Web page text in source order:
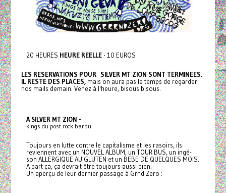
20 HEURES HEURE REELLE- 10 EUROS
LES RESERVATIONS POUR SILVER MT ZION SONT TERMINEES.
IL RESTE DES PLACES, mais on aura pas le temps de regarder
nos mails demain. Venez à l'heure, bisous bisous.
A SILVER MT ZION -
kings du post rock barbu
Toujours en lutte contre le capitalisme et les rasoirs, ils
reviennent avec un NOUVEL ALBUM, un TOUR BUS, un ingé-
son ALLERGIQUE AU GLUTEN et un BEBE DE QUELQUES MOIS.
A part ça, ça devrait être toujours aussi bien.
Un aperçu de leur dernier passage à Grnd Zero :